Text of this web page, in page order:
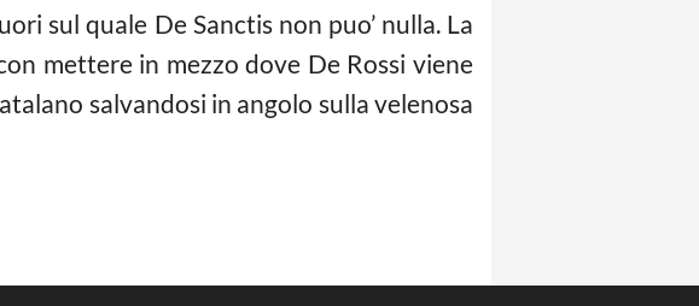
sul quale De Sanctis non puo’ nulla. La
mettere in mezzo dove De Rossi viene
salvandosi in angolo sulla velenosa